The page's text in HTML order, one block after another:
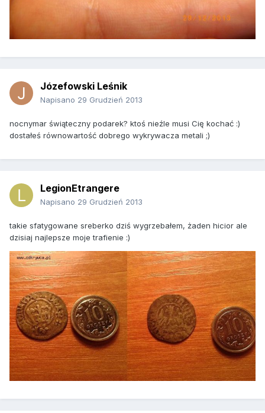
Józefowski Leśnik
Napisano 29 Grudzień 2013
nocnymar świąteczny podarek? ktoś nieźle musi Cię kochać :)
dostałeś równowartość dobrego wykrywacza metali ;)
LegionEtrangere
Napisano 29 Grudzień 2013
takie sfatygowane sreberko dziś wygrzebałem, żaden hicior ale
dzisiaj najlepsze moje trafienie :)